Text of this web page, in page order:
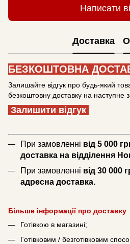
Написати
Доставка
БЕЗКОШТОВНА
Залишайте відгук про будь-який
безкоштовну доставку на наступне
Залишити відгук
При замовленні від 5 000
доставка на відділення
При замовленні від 30 000
адресна доставка.
Більше інформації про доставку
Готівкою в магазині;
Готівковим / безготівковим